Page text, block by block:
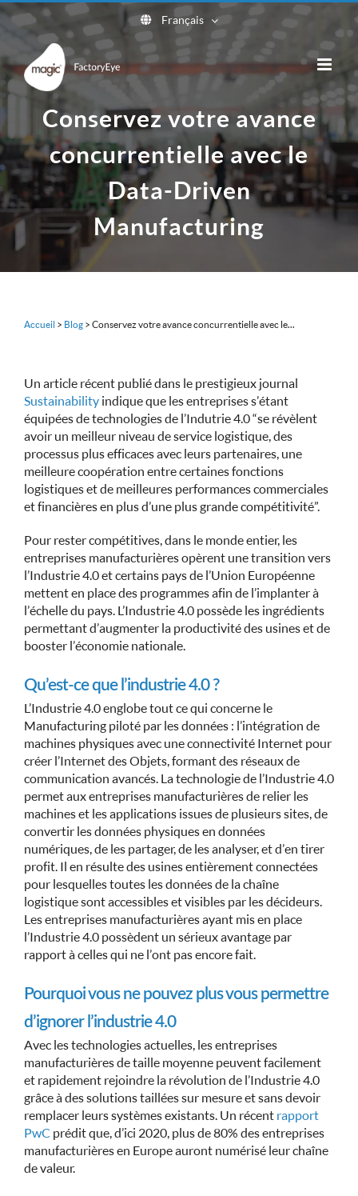
Skip
content
Français
Conservez votre avance
concurrentielle avec le
Data-Driven
Manufacturing
Accueil > Blog > Conservez votre avance concurrentielle avec le...
Un article récent publié dans le prestigieux journal
Sustainability indique que les entreprises s’étant
équipées de technologies de l’Indutrie 4.0 “se révèlent
avoir un meilleur niveau de service logistique, des
processus plus efficaces avec leurs partenaires, une
meilleure coopération entre certaines fonctions
logistiques et de meilleures performances commerciales
et financières en plus d’une plus grande compétitivité”.
Pour rester compétitives, dans le monde entier, les
entreprises manufacturières opèrent une transition vers
l’Industrie 4.0 et certains pays de l’Union Européenne
mettent en place des programmes afin de l’implanter à
l’échelle du pays. L’Industrie 4.0 possède les ingrédients
permettant d’augmenter la productivité des usines et de
booster l’économie nationale.
Qu’est-ce que l’industrie 4.0 ?
L’Industrie 4.0 englobe tout ce qui concerne le
Manufacturing piloté par les données : l’intégration de
machines physiques avec une connectivité Internet pour
créer l’Internet des Objets, formant des réseaux de
communication avancés. La technologie de l’Industrie 4.0
permet aux entreprises manufacturières de relier les
machines et les applications issues de plusieurs sites, de
convertir les données physiques en données
numériques, de les partager, de les analyser, et d’en tirer
profit. Il en résulte des usines entièrement connectées
pour lesquelles toutes les données de la chaîne
logistique sont accessibles et visibles par les décideurs.
Les entreprises manufacturières ayant mis en place
l’Industrie 4.0 possèdent un sérieux avantage par
rapport à celles qui ne l’ont pas encore fait.
Pourquoi vous ne pouvez plus vous permettre
d’ignorer l’industrie 4.0
Avec les technologies actuelles, les entreprises
manufacturières de taille moyenne peuvent facilement
et rapidement rejoindre la révolution de l’Industrie 4.0
grâce à des solutions taillées sur mesure et sans devoir
remplacer leurs systèmes existants. Un récent rapport
PwC prédit que, d’ici 2020, plus de 80% des entreprises
manufacturières en Europe auront numérisé leur chaîne
de valeur.